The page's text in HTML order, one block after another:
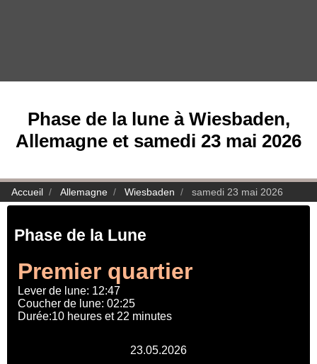
Phase de la lune à Wiesbaden,
Allemagne et samedi 23 mai 2026
Accueil Allemagne Wiesbaden samedi 23 mai 2026
Phase de la Lune
Premier quartier
Lever de lune: 12:47
Coucher de lune: 02:25
Durée:10 heures et 22 minutes
23.05.2026